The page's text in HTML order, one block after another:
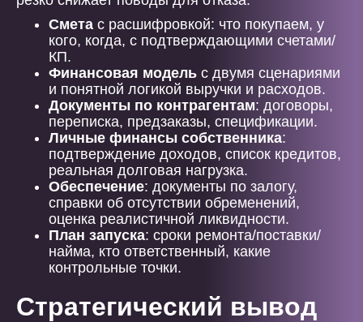
Смета с расшифровкой: что покупаем, у
кого, когда, с подтверждающими счетами/
КП.
Финансовая модель с двумя сценариями
и понятной логикой выручки и расходов.
Документы по контрагентам: договоры,
переписка, предзаказы, спецификации.
Личные финансы собственника:
подтверждение доходов, список кредитов,
реальная долговая нагрузка.
Обеспечение: документы по залогу,
справки об отсутствии обременений,
оценка реалистичной ликвидности.
План запуска: сроки ремонта/поставки/
найма, кто ответственный, какие
контрольные точки.
Стратегический вывод